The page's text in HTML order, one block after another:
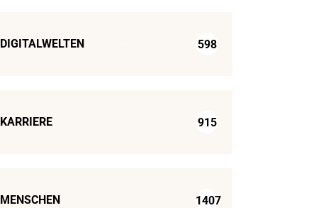
DIGITALWELTEN 598
KARRIERE 915
MENSCHEN 1407